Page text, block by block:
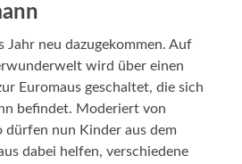
Jahr neu dazugekommen. Auf
wird über einen
Euromaus geschaltet, die sich
befindet. Moderiert von
dürfen nun Kinder aus dem
dabei helfen, verschiedene